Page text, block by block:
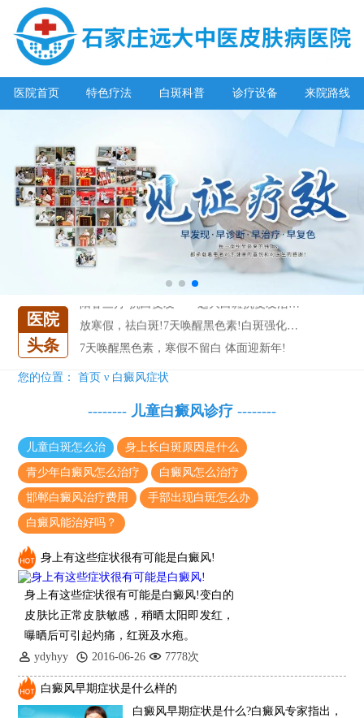
医院首页 特色疗法 白斑科普 诊疗设备 来院路线
医院
头条
青少年白癜风能用激光治疗吗？
发现你长的不错，可惜毁在了白癜风
恭贺伍德镜检查系统成功落户!暑期超强福利点击领取!
【世界白癜风日】白斑0元普查，更有多重福利千万别错过!
欢乐六一 “粽”享端午——彩绘童画世界 留住美丽瞬间
五一关爱全民皮肤健康，到院领取价值2240元白斑诊疗金!
放寒假，祛白斑!7天唤醒黑色素!白斑强化诊疗进行中!
7天唤醒黑色素，寒假不留白 体面迎新年!
青少年白癜风能用激光治疗吗？
发现你长的不错，可惜毁在了白癜风
您的位置：首页 ν 白癜风症状
-------- 儿童白癜风诊疗 --------
儿童白斑怎么治 身上长白斑原因是什么
青少年白癜风怎么治疗 白癜风怎么治疗
邯郸白癜风治疗费用 手部出现白斑怎么办
白癜风能治好吗？
身上有这些症状很有可能是白癜风!
身上有这些症状很有可能是白癜风!变白的
皮肤比正常皮肤敏感，稍晒太阳即发红，
曝晒后可引起灼痛，红斑及水疱。
ydyhyy
2016-06-26 7778次
白癜风早期症状是什么样的
白癜风早期症状是什么?白癜风专家指出，